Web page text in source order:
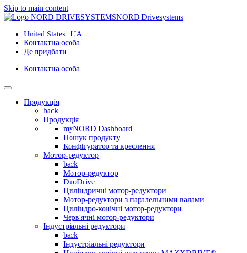
Skip to main content
NORD Drivesystems
United States | UA
Контактна особа
Де придбати
Контактна особа
Продукція
back
Продукція
myNORD Dashboard
Пошук продукту
Конфігуратор та креслення
Мотор-редуктор
back
Мотор-редуктор
DuoDrive
Циліндричні мотор-редуктори
Мотор-редуктори з паралельними валами
Циліндро-конічні мотор-редуктори
Черв'ячні мотор-редуктори
Індустріальні редуктори
back
Індустріальні редуктори